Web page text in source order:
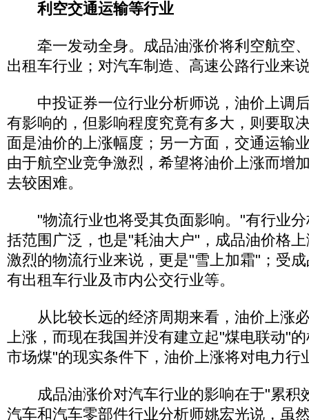
利空交通运输等行业
牵一发动全身。成品油涨价将利空航空
出租车行业；对汽车制造、高速公路行业来
中投证券一位行业分析师说，油价上调
有影响的，但影响程度究竟有多大，则要取
面是油价的上涨幅度；另一方面，交通运输
由于航空业竞争激烈，希望将油价上涨而增
去较困难。
"物流行业也将受其负面影响。"有行业分
括范围广泛，也是"耗油大户"，成品油价格
激烈的物流行业来说，更是"雪上加霜"；受
有出租车行业及市内公交行业等。
从比较长远的经济周期来看，油价上涨
上涨，而现在我国并没有建立起"煤电联动"
市场煤"的现实条件下，油价上涨将对电力行
成品油涨价对汽车行业的影响在于"累积
汽车和汽车零部件行业分析师姚宏光说，虽